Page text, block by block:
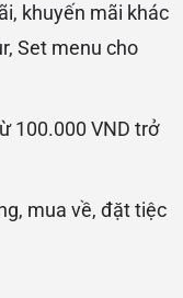
khuyến mãi khác
Set menu cho
100.000 VND trở
mua về, đặt tiệc